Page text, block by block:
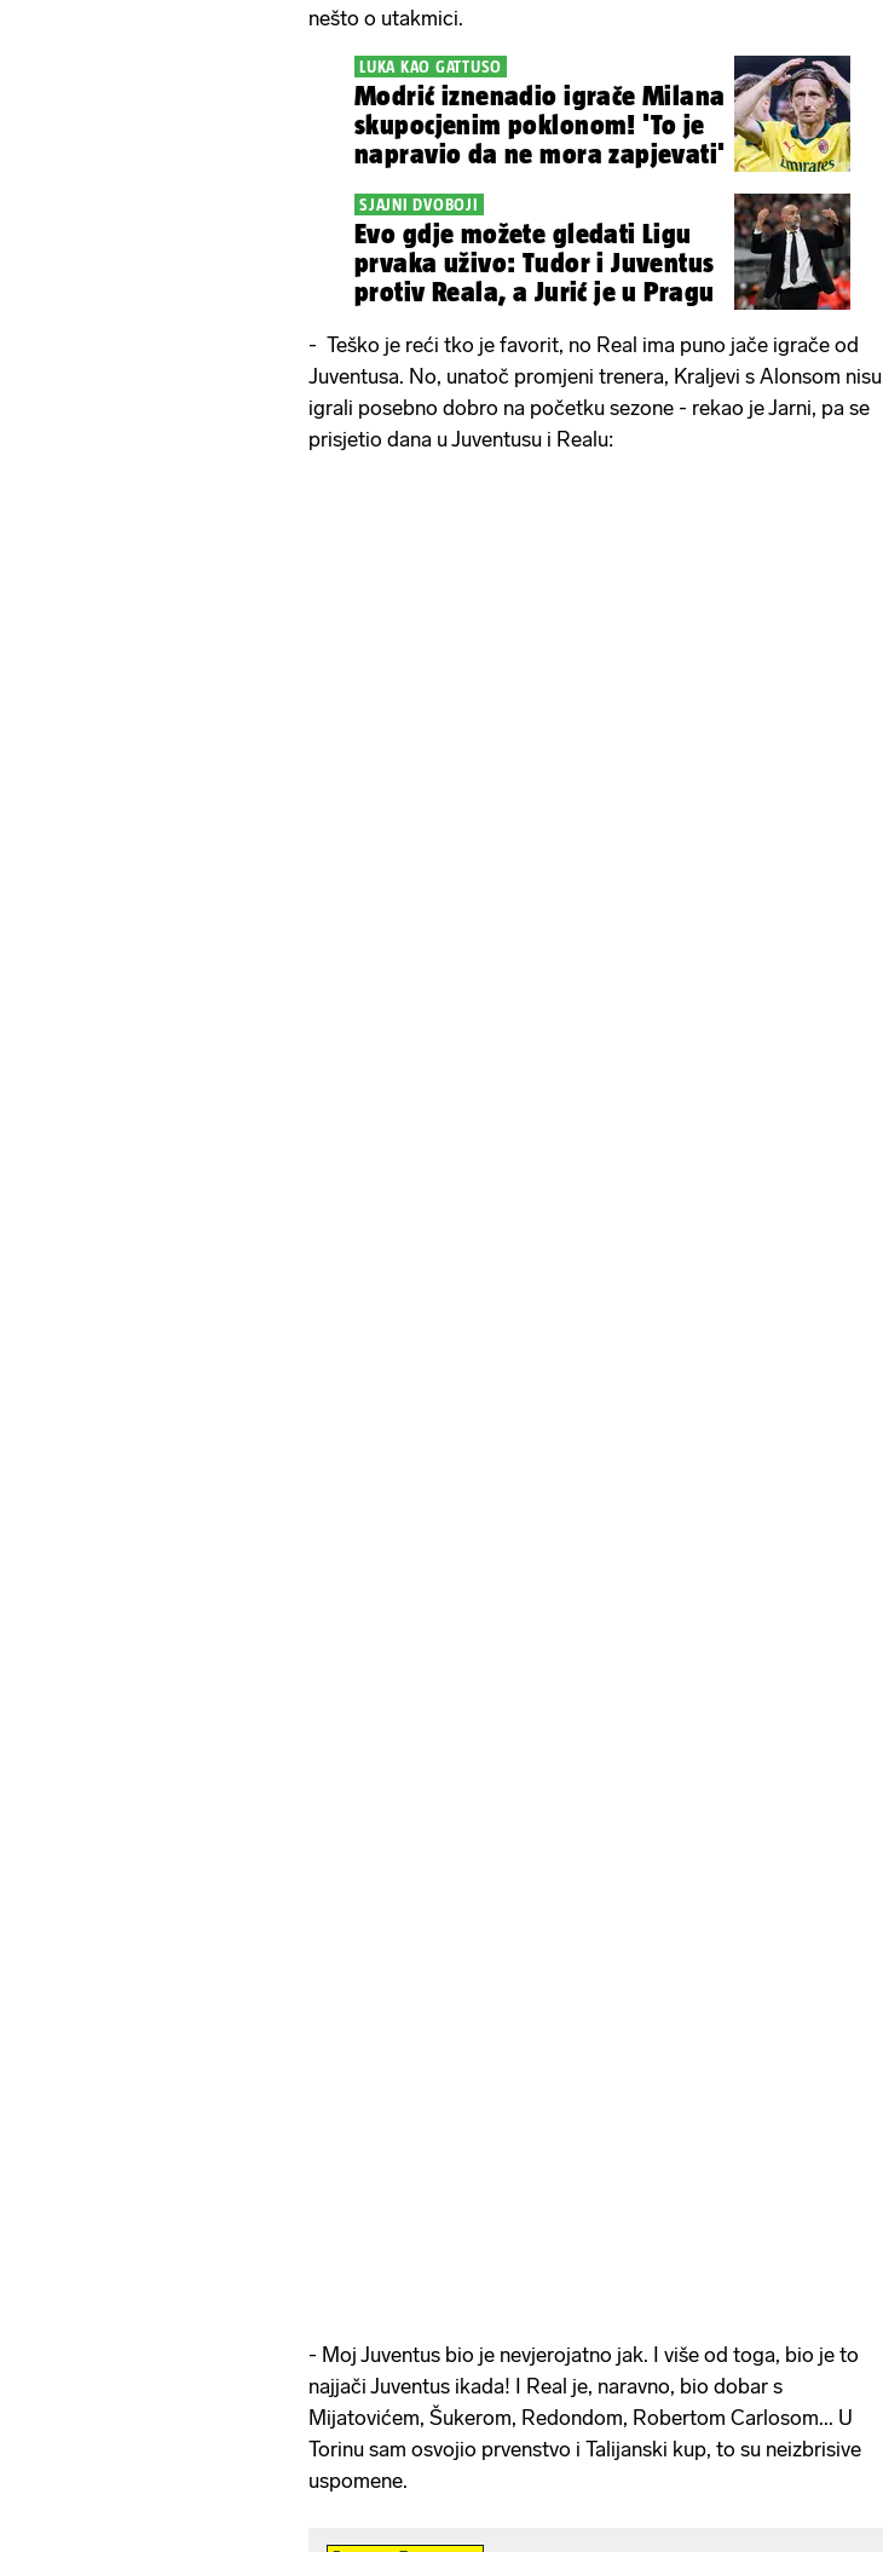
nešto o utakmici.
LUKA KAO GATTUSO
Modrić iznenadio igrače Milana
skupocjenim poklonom! 'To je
napravio da ne mora zapjevati'
SJAJNI DVOBOJI
Evo gdje možete gledati Ligu
prvaka uživo: Tudor i Juventus
protiv Reala, a Jurić je u Pragu
- Teško je reći tko je favorit, no Real ima puno jače igrače od
Juventusa. No, unatoč promjeni trenera, Kraljevi s Alonsom nisu
igrali posebno dobro na početku sezone - rekao je Jarni, pa se
prisjetio dana u Juventusu i Realu:
- Moj Juventus bio je nevjerojatno jak. I više od toga, bio je to
najjači Juventus ikada! I Real je, naravno, bio dobar s
Mijatovićem, Šukerom, Redondom, Robertom Carlosom... U
Torinu sam osvojio prvenstvo i Talijanski kup, to su neizbrisive
uspomene.